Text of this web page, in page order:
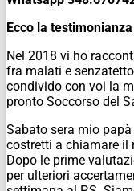
Ecco la
Nel 2018 vi ho
fra malati e
condivido con voi la
pronto Soccorso del
Sabato sera mio
costretti a chiamare il
Dopo le prime
per ulteriori